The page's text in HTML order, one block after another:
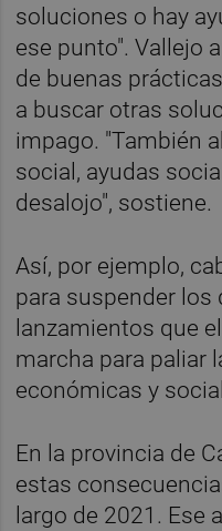
soluciones o hay
ese punto". Vallejo
de buenas
a buscar otras
impago. "También
social, ayudas
desalojo", sostiene.
Así, por ejemplo,
para suspender los
lanzamientos que
marcha para paliar
económicas y
En la provincia de
estas
largo de 2021. Ese